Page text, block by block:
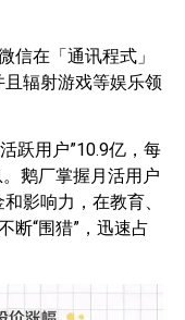
信在「通讯程式」
辐射游戏等娱乐领
跃用户”10.9亿，每
鹅厂掌握月活用户
影响力，在教育、
断“围猎”，迅速占